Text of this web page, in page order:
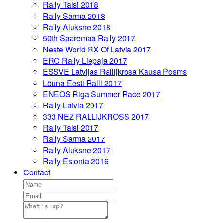
Rally Talsi 2018
Rally Sarma 2018
Rally Aluksne 2018
50th Saaremaa Rally 2017
Neste World RX Of Latvia 2017
ERC Rally Liepaja 2017
ESSVE Latvijas Rallijkrosa Kausa Posms
Lõuna Eesti Ralli 2017
ENEOS Riga Summer Race 2017
Rally Latvia 2017
333 NEZ RALLIJKROSS 2017
Rally Talsi 2017
Rally Sarma 2017
Rally Aluksne 2017
Rally Estonia 2016
Contact